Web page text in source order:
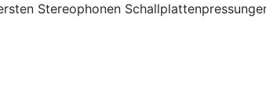
Stereophonen